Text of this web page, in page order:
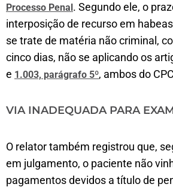
Processo Penal. Segundo ele, o
interposição de recurso em
se trate de matéria não criminal,
cinco dias, não se aplicando os
e 1.003, parágrafo 5º, ambos do
VIA INADEQUADA PARA
O relator também registrou que,
em julgamento, o paciente não
pagamentos devidos a título de